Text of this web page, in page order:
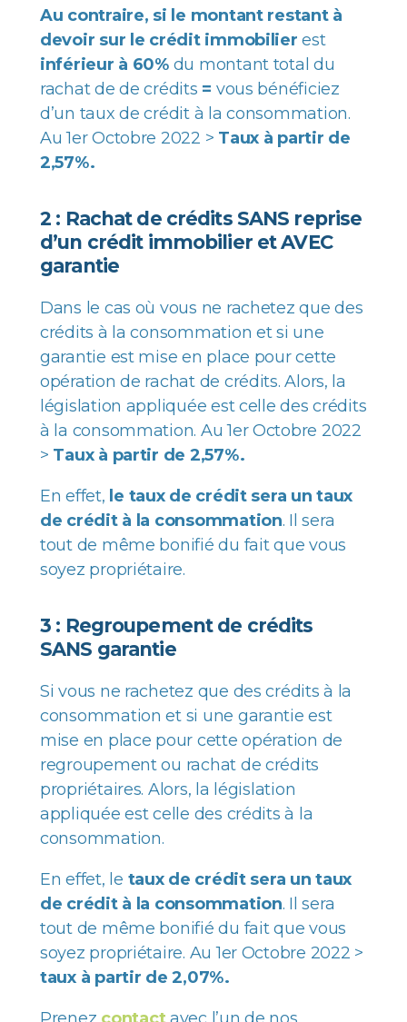
Au contraire, si le montant restant à
devoir sur le crédit immobilier est
inférieur à 60%du montant total du
rachat de de crédits = vous bénéficiez
d’un taux de crédit à la consommation.
Au 1er Octobre 2022 > Taux à partir de
2,57%.
2 : Rachat de crédits SANS reprise
d’un crédit immobilier et AVEC
garantie
Dans le cas où vous ne rachetez que des
crédits à la consommation et si une
garantie est mise en place pour cette
opération de rachat de crédits. Alors, la
législation appliquée est celle des crédits
à la consommation. Au 1er Octobre 2022
> Taux à partir de 2,57%.
En effet, le taux de crédit sera un taux
de crédit à la consommation. Il sera
tout de même bonifié du fait que vous
soyez propriétaire.
3 : Regroupement de crédits
SANS garantie
Si vous ne rachetez que des crédits à la
consommation et si une garantie est
mise en place pour cette opération de
regroupement ou rachat de crédits
propriétaires. Alors, la législation
appliquée est celle des crédits à la
consommation.
En effet, le taux de crédit sera un taux
de crédit à la consommation. Il sera
tout de même bonifié du fait que vous
soyez propriétaire. Au 1er Octobre 2022 >
taux à partir de 2,07%.